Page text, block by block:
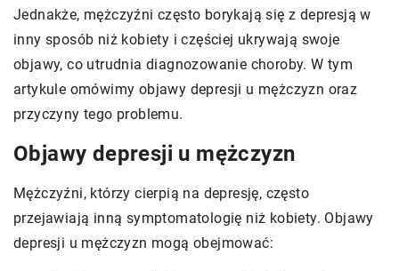
Jednakże, mężczyźni często borykają się z depresją w
inny sposób niż kobiety i częściej ukrywają swoje
objawy, co utrudnia diagnozowanie choroby. W tym
artykule omówimy objawy depresji u mężczyzn oraz
przyczyny tego problemu.
Objawy depresji u mężczyzn
Mężczyźni, którzy cierpią na depresję, często
przejawiają inną symptomatologię niż kobiety. Objawy
depresji u mężczyzn mogą obejmować: